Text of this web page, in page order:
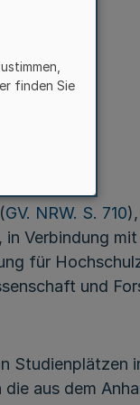
GV. NRW. S. 710
Verbindung mit
für
und
Studienplätzen
die aus dem
finden Sie